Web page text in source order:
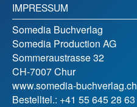
IMPRESSUM
Somedia Buchverlag
Somedia Production AG
Sommeraustrasse 32
CH-7007 Chur
www.somedia-buchverlag.ch
Bestelltel.: +41 55 645 28 63